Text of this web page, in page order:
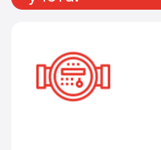
теплосчетчиков